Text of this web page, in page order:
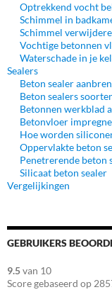
Optrekkend vocht
Schimmel in
Schimmel
Vochtige betonnen
Waterschade in je
Sealers
Beton sealer
Beton sealers
Betonnen werkblad
Betonvloer
Hoe worden
Oppervlakte beton
Penetrerende beton
Silicaat beton sealer
Vergelijkingen
GEBRUIKERS
9.5van 10
Score gebaseerd op